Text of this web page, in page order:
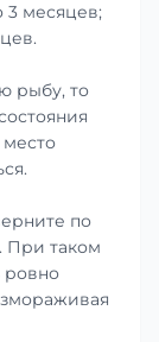
3 месяцев;
рыбу, то
по
При таком
ровно